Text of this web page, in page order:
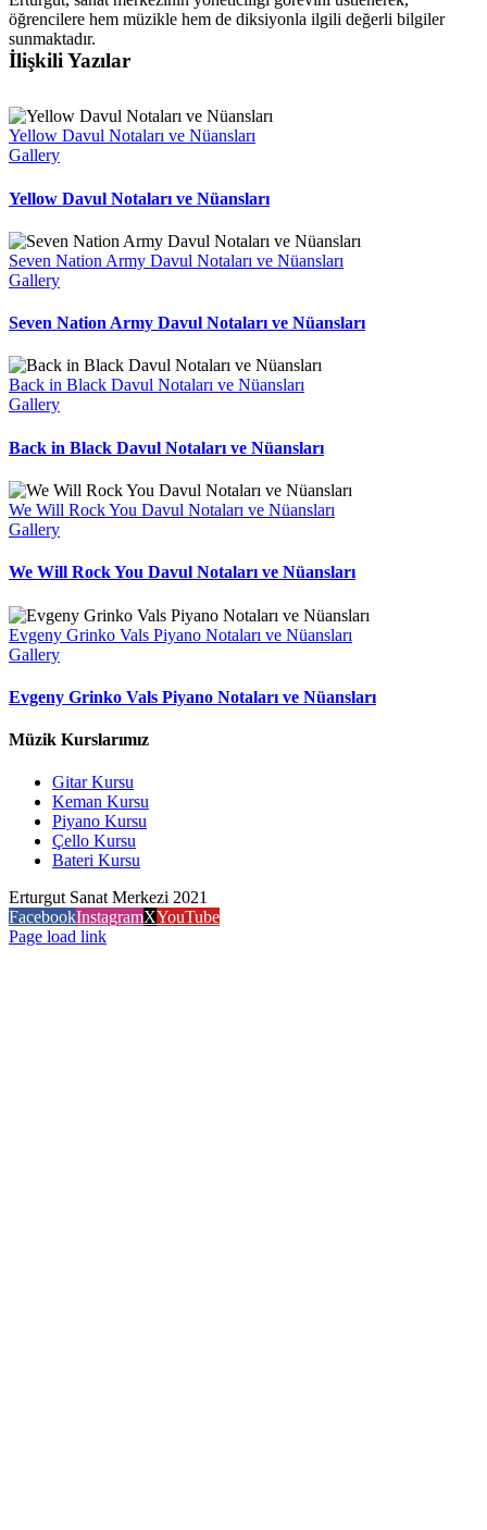
öğrencilere hem müzikle hem de diksiyonla ilgili değerli bilgiler
sunmaktadır.
İlişkili Yazılar
Yellow Davul Notaları ve Nüansları
Gallery
Yellow Davul Notaları ve Nüansları
Seven Nation Army Davul Notaları ve Nüansları
Gallery
Seven Nation Army Davul Notaları ve Nüansları
Back in Black Davul Notaları ve Nüansları
Gallery
Back in Black Davul Notaları ve Nüansları
We Will Rock You Davul Notaları ve Nüansları
Gallery
We Will Rock You Davul Notaları ve Nüansları
Evgeny Grinko Vals Piyano Notaları ve Nüansları
Gallery
Evgeny Grinko Vals Piyano Notaları ve Nüansları
Müzik Kurslarımız
Gitar Kursu
Keman Kursu
Piyano Kursu
Çello Kursu
Bateri Kursu
Erturgut Sanat Merkezi 2021
FacebookInstagramXYouTube
Page load link